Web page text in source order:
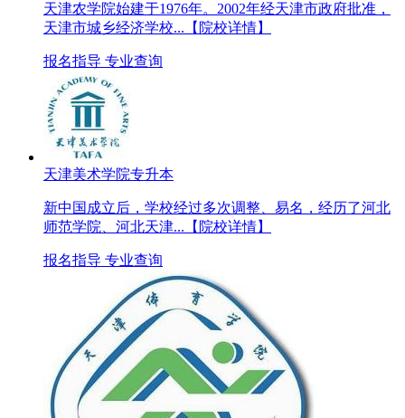
天津农学院始建于1976年。2002年经天津市政府批准，
天津市城乡经济学校... 【院校详情】
报名指导 专业查询
天津美术学院专升本
新中国成立后，学校经过多次调整、易名，经历了河北
师范学院、河北天津... 【院校详情】
报名指导 专业查询